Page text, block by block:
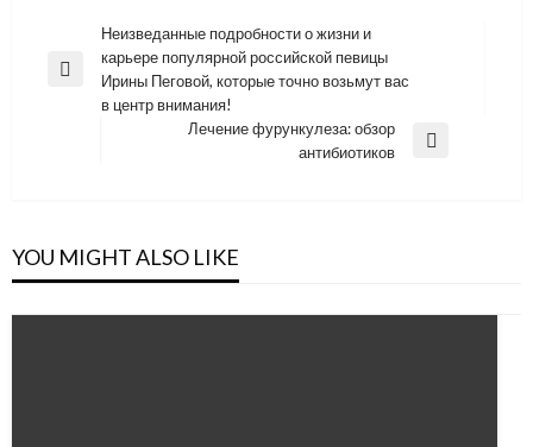
Навигация
по
записям
Previous
Неизведанные подробности о жизни и
карьере популярной российской певицы
Ирины Пеговой, которые точно возьмут вас
в центр внимания!
Лечение фурункулеза: обзор
антибиотиков
YOU MIGHT ALSO LIKE